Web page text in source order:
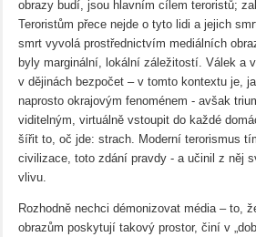
obrazy budí, jsou hlavním cílem teroristů;
Teroristům přece nejde o tyto lidi a jejich
smrt vyvolá prostřednictvím mediálních
byly marginální, lokální záležitostí. Válek a
v dějinách bezpočet – v tomto kontextu je,
naprosto okrajovým fenoménem - avšak
viditelným, virtuálně vstoupit do každé
šířit to, oč jde: strach. Moderní terorismus
civilizace, toto zdání pravdy - a učinil z něj
vlivu.
Rozhodně nechci démonizovat média – to,
obrazům poskytují takový prostor, činí v